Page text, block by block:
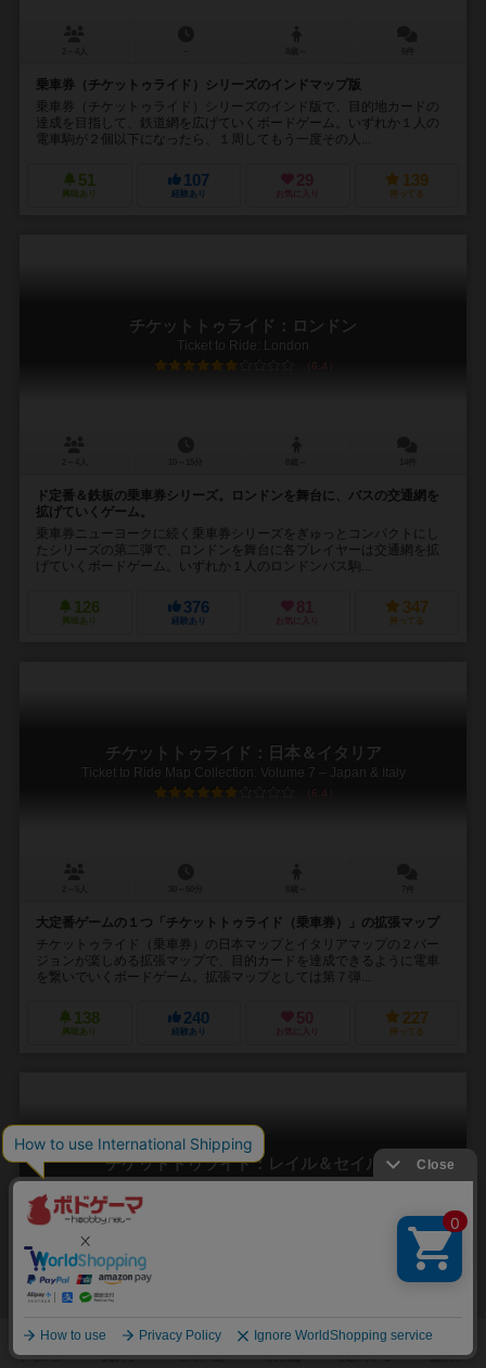
乗車券（チケットゥライド）シリーズのインドマップ版
乗車券（チケットゥライド）シリーズのインド版で、目的地カードの
達成を目指して、鉄道網を広げていくボードゲーム。いずれか１人の
電車駒が２個以下になったら、１周してもう一度その人...
51
興味あり
107
経験あり
29
お気に入り
139
持ってる
チケットトゥライド：ロンドン
Ticket to Ride: London
6.4
ド定番＆鉄板の乗車券シリーズ。ロンドンを舞台に、バスの交通網を
拡げていくゲーム。
乗車券ニューヨークに続く乗車券シリーズをぎゅっとコンパクトにし
たシリーズの第二弾で、ロンドンを舞台に各プレイヤーは交通網を拡
げていくボードゲーム。いずれか１人のロンドンバス駒...
126
興味あり
376
経験あり
81
お気に入り
347
持ってる
チケットトゥライド：日本＆イタリア
Ticket to Ride Map Collection: Volume 7 – Japan & Italy
6.4
大定番ゲームの１つ「チケットトゥライド（乗車券）」の拡張マップ
チケットゥライド（乗車券）の日本マップとイタリアマップの２バー
ジョンが楽しめる拡張マップで、目的カードを達成できるように電車
を繋いでいくボードゲーム。拡張マップとしては第７弾...
138
興味あり
240
経験あり
50
お気に入り
227
持ってる
チケットトゥライド：レイル＆セイル
Ticket to Ride: Rails & Sails
2～5人
大人気シリーズの新作、今度は陸路だけではない、陸と海、両方だ！
大人気シリーズ「チケット・トゥ・ライド」の新作です。既存ゲーム